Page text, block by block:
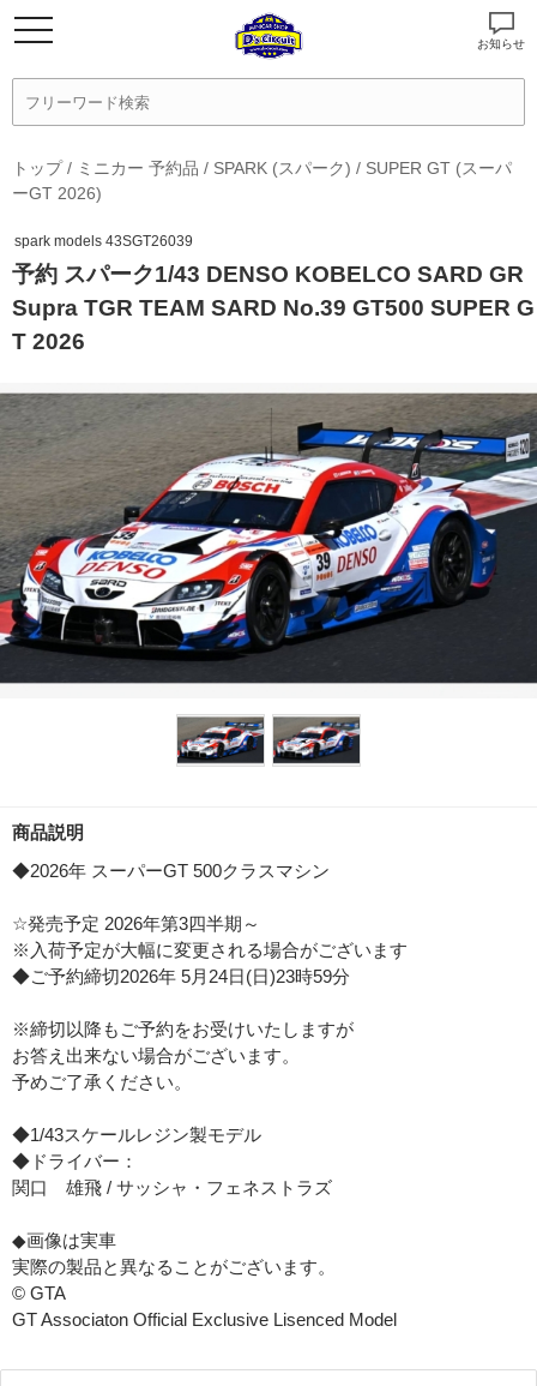
お知らせ
トップ/ ミニカー 予約品 / SPARK (スパーク) / SUPER GT (スーパ
ーGT 2026)
spark models 43SGT26039
予約 スパーク1/43 DENSO KOBELCO SARD GR
Supra TGR TEAM SARD No.39 GT500 SUPER G
T 2026
商品説明
◆2026年 スーパーGT 500クラスマシン
☆発売予定 2026年第3四半期～
※入荷予定が大幅に変更される場合がございます
◆ご予約締切2026年 5月24日(日)23時59分
※締切以降もご予約をお受けいたしますが
お答え出来ない場合がございます。
予めご了承ください。
◆1/43スケールレジン製モデル
◆ドライバー：
関口 雄飛 / サッシャ・フェネストラズ
◆画像は実車
実際の製品と異なることがございます。
© GTA
GT Associaton Official Exclusive Lisenced Model